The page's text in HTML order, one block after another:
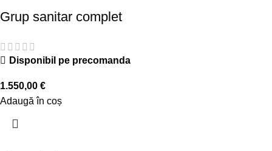
Grup sanitar complet
Disponibil pe precomanda
1.550,00 €
Adaugă în coș